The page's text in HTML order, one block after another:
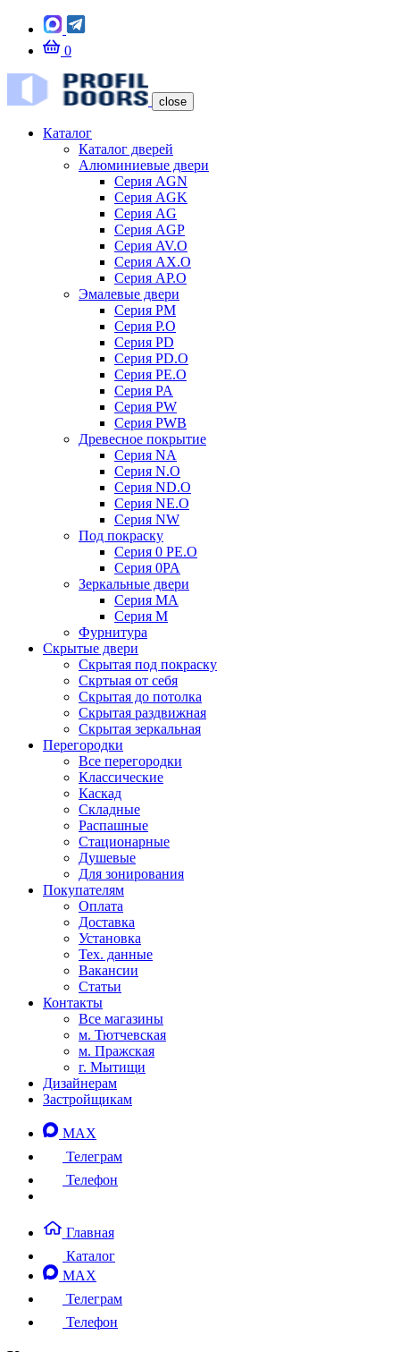
0
close
Каталог
Каталог дверей
Алюминиевые двери
Серия AGN
Серия AGK
Серия AG
Серия AGP
Серия AV.O
Серия AX.O
Серия AP.O
Эмалевые двери
Серия PM
Серия P.O
Серия PD
Серия PD.O
Серия PE.O
Серия PA
Серия PW
Серия PWB
Древесное покрытие
Серия NA
Серия N.O
Серия ND.O
Серия NE.O
Серия NW
Под покраску
Серия 0 PE.O
Серия 0PA
Зеркальные двери
Серия MA
Серия M
Фурнитура
Скрытые двери
Скрытая под покраску
Скртыая от себя
Скрытая до потолка
Скрытая раздвижная
Скрытая зеркальная
Перегородки
Все перегородки
Классические
Каскад
Складные
Распашные
Стационарные
Душевые
Для зонирования
Покупателям
Оплата
Доставка
Установка
Тех. данные
Вакансии
Статьи
Контакты
Все магазины
м. Тютчевская
м. Пражская
г. Мытищи
Дизайнерам
Застройщикам
MAX
Телеграм
Телефон
Главная
Каталог
MAX
Телеграм
Телефон